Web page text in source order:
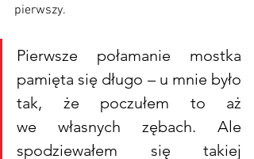
pierwszy.
Pierwsze połamanie mostka
pamięta się długo – u mnie było
tak, że poczułem to aż
we własnych zębach. Ale
spodziewałem się takiej